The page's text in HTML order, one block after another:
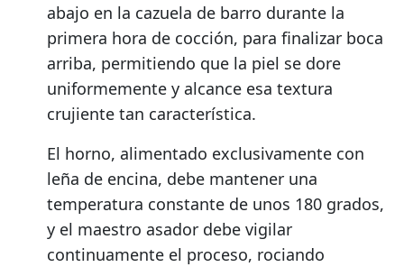
abajo en la cazuela de barro durante la
primera hora de cocción, para finalizar boca
arriba, permitiendo que la piel se dore
uniformemente y alcance esa textura
crujiente tan característica.
El horno, alimentado exclusivamente con
leña de encina, debe mantener una
temperatura constante de unos 180 grados,
y el maestro asador debe vigilar
continuamente el proceso, rociando